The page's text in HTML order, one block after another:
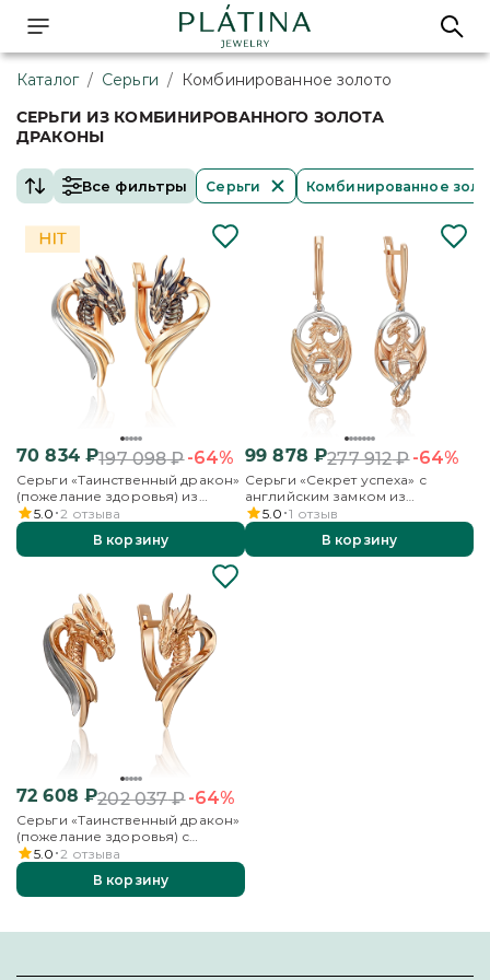
Каталог / Серьги / Комбинированное золото
СЕРЬГИ ИЗ КОМБИНИРОВАННОГО ЗОЛОТА
ДРАКОНЫ
Все фильтры Серьги Комбинированное
70 834₽197 098₽-64%
Серьги «Таинственный дракон»
(пожелание здоровья) из
комбинированного золота
5.0 2 отзыва
В корзину
99 878 ₽277 912₽-64%
Серьги «Секрет успеха» с
английским замком из
комбинированного золота
5.0 1 отзыв
В корзину
72 608 ₽202 037₽-64%
Серьги «Таинственный дракон»
(пожелание здоровья) с
английским замком из
комбинированного золота
5.0 2 отзыва
В корзину